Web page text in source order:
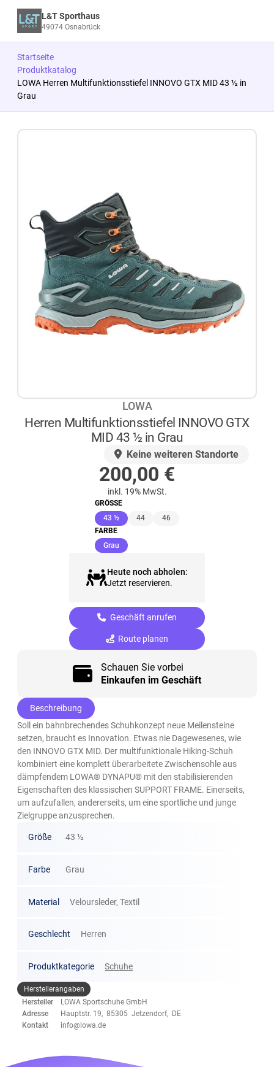
L&T Sporthaus
49074 Osnabrück
Startseite
Produktkatalog
LOWA Herren Multifunktionsstiefel INNOVO GTX MID 43 ½ in
Grau
LOWA
Herren Multifunktionsstiefel INNOVO GTX
MID 43 ½ in Grau
Keine weiteren Standorte
200,00 €
inkl. 19% MwSt.
GRÖSSE
43 ½(ausgewählt)
44
46
FARBE
Grau(ausgewählt)
Heute noch abholen:
Jetzt reservieren.
Geschäft anrufen
Route planen
Schauen Sie vorbei
Einkaufen im Geschäft
Beschreibung
Soll ein bahnbrechendes Schuhkonzept neue Meilensteine
setzen, braucht es Innovation. Etwas nie Dagewesenes, wie
den INNOVO GTX MID. Der multifunktionale Hiking-Schuh
kombiniert eine komplett überarbeitete Zwischensohle aus
dämpfendem LOWA® DYNAPU® mit den stabilisierenden
Eigenschaften des klassischen SUPPORT FRAME. Einerseits,
um aufzufallen, andererseits, um eine sportliche und junge
Zielgruppe anzusprechen.
Größe 43 ½
Farbe Grau
Material Veloursleder, Textil
Geschlecht Herren
Produktkategorie Schuhe
Herstellerangaben
Hersteller
LOWA Sportschuhe GmbH
Adresse
Hauptstr. 19, 85305 Jetzendorf, DE
Kontakt
info@lowa.de